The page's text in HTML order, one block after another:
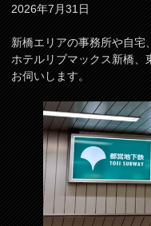
2026年7月31日
新橋エリアの事務所や自宅
ホテルリブマックス新橋、
お伺いします。